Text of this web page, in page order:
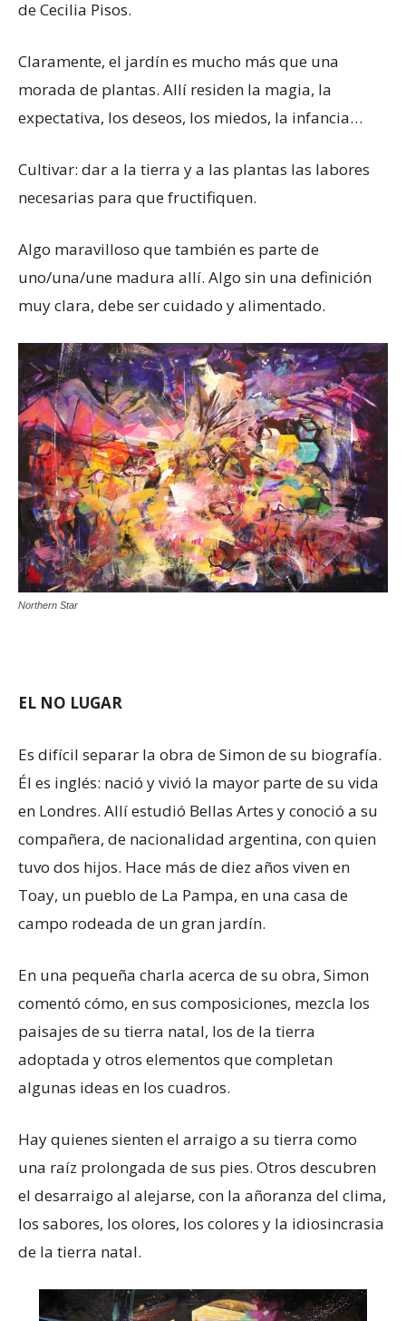
de Cecilia Pisos.
Claramente, el jardín es mucho más que una
morada de plantas. Allí residen la magia, la
expectativa, los deseos, los miedos, la infancia…
Cultivar: dar a la tierra y a las plantas las labores
necesarias para que fructifiquen.
Algo maravilloso que también es parte de
uno/una/une madura allí. Algo sin una definición
muy clara, debe ser cuidado y alimentado.
Northern Star
EL NO LUGAR
Es difícil separar la obra de Simon de su biografía.
Él es inglés: nació y vivió la mayor parte de su vida
en Londres. Allí estudió Bellas Artes y conoció a su
compañera, de nacionalidad argentina, con quien
tuvo dos hijos. Hace más de diez años viven en
Toay, un pueblo de La Pampa, en una casa de
campo rodeada de un gran jardín.
En una pequeña charla acerca de su obra, Simon
comentó cómo, en sus composiciones, mezcla los
paisajes de su tierra natal, los de la tierra
adoptada y otros elementos que completan
algunas ideas en los cuadros.
Hay quienes sienten el arraigo a su tierra como
una raíz prolongada de sus pies. Otros descubren
el desarraigo al alejarse, con la añoranza del clima,
los sabores, los olores, los colores y la idiosincrasia
de la tierra natal.